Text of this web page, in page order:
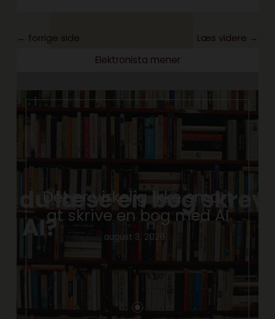
← forrige side
Læs videre →
Elektronista mener
Det er virkelig ikke smart
at skrive en bog med AI
august 3, 2026